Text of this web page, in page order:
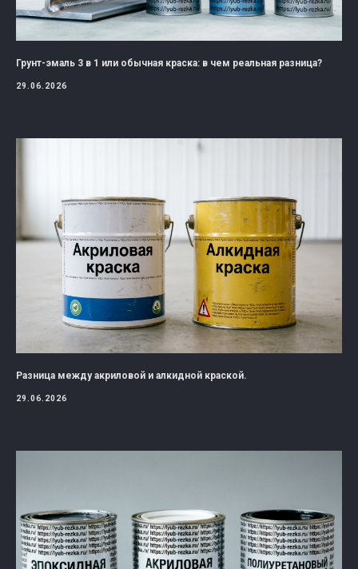
Грунт-эмаль 3 в 1 или обычная краска: в чем реальная разница?
29.06.2026
Разница между акриловой и алкидной краской.
29.06.2026